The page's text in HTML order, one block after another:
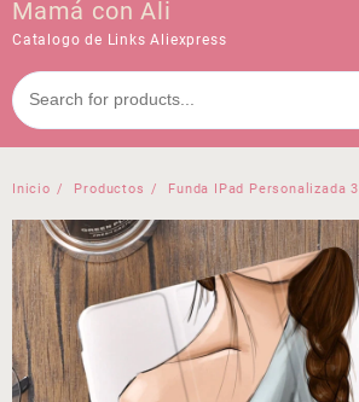
Mamá con Ali
Catalogo de Links Aliexpress
Inicio Productos Funda IPad Personalizada 3